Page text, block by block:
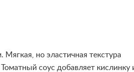
но эластичная текстура
соус добавляет кислинку